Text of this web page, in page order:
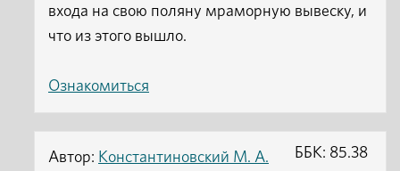
входа на свою поляну мраморную вывеску, и
что из этого вышло.
Ознакомиться
Автор: Константиновский М. А. ББК: 85.38